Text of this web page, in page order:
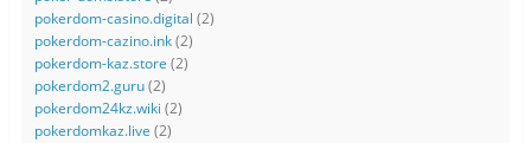
pokerdom-casino.digital (2)
pokerdom-cazino.ink(2)
pokerdom-kaz.store (2)
pokerdom2.guru(2)
pokerdom24kz.wiki (2)
pokerdomkaz.live (2)